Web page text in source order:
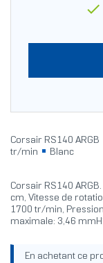

Corsair RS140 ARGB
tr/min
Blanc
Corsair RS140
cm, Vitesse de
1700 tr/min,
maximale: 3,46
En achetant ce